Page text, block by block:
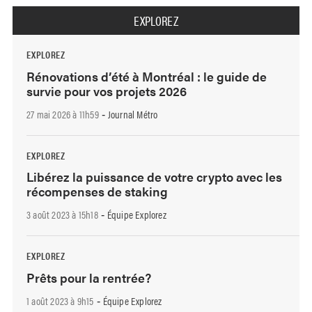
EXPLOREZ
EXPLOREZ
Rénovations d’été à Montréal : le guide de
survie pour vos projets 2026
27 mai 2026 à 11h59- Journal Métro
EXPLOREZ
Libérez la puissance de votre crypto avec les
récompenses de staking
3 août 2023 à 15h18- Équipe Explorez
EXPLOREZ
Prêts pour la rentrée?
1 août 2023 à 9h15 - Équipe Explorez